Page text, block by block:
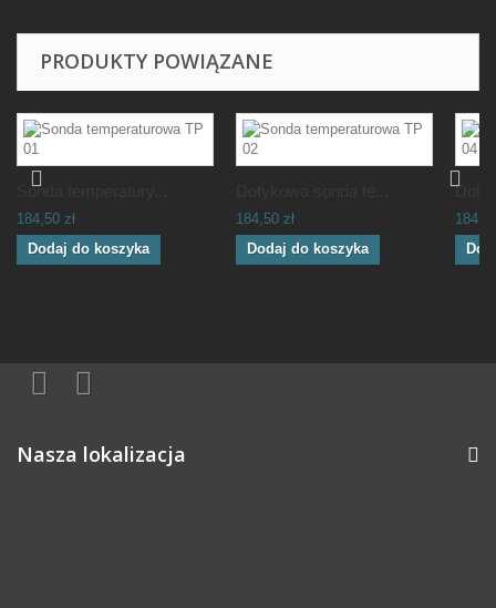
PRODUKTY POWIĄZANE
Sonda temperatury...
184,50 zł
Dodaj do koszyka
184,50 zł
Dodaj do koszyka
Nasza lokalizacja